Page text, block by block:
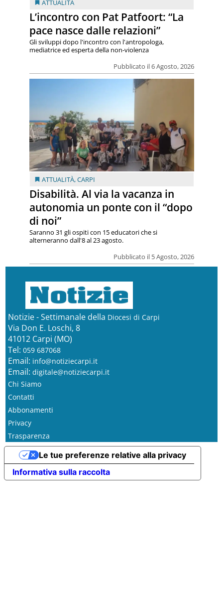
ATTUALITÀ
L’incontro con Pat Patfoort: “La
pace nasce dalle relazioni”
Pubblicato il 6 Agosto, 2026
Gli sviluppi dopo l'incontro con l'antropologa,
mediatrice ed esperta della non-violenza
ATTUALITÀ,CARPI
Disabilità. Al via la vacanza in
autonomia un ponte con il “dopo
di noi”
Pubblicato il 5 Agosto, 2026
Saranno 31 gli ospiti con 15 educatori che si
alterneranno dall'8 al 23 agosto.
Notizie - Settimanale della Diocesi di Carpi
Via Don E. Loschi, 8
41012 Carpi (MO)
Tel: 059 687068
Email: info@notiziecarpi.it
Email: digitale@notiziecarpi.it
Chi Siamo
Contatti
Abbonamenti
Privacy
Trasparenza
Informativa sulla raccolta
Le tue preferenze relative alla privacy